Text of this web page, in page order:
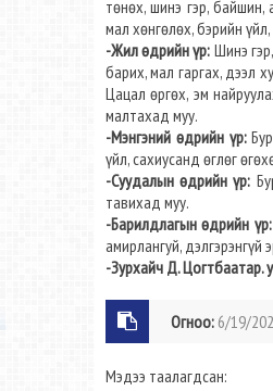
төнөх, шинэ гэр,
мал хөнгөлөх, бэрийн
-Жил өдрийн үр: Шинэ
барих, мал гаргах, дээл
Цацал өргөх, эм
малтахад муу.
-Мэнгэний өдрийн үр:
үйл, сахиусанд өглөг
-Суудалын өдрийн үр:
тавихад муу.
-Барилдлагын өдрийн үр:
амирлангуй, дэлгэрэнгүй
-Зурхайч Д. Цогтбаатар.
Огноо: 6/19/
Мэдээ таалагдсан: